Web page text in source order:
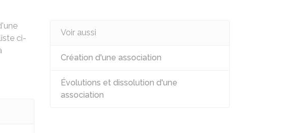
ci-
Voir aussi
Création d'une association
Évolutions et dissolution d'une
association